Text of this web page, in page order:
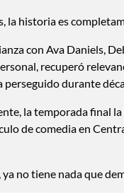
la historia es
con Ava Daniels,
recuperó
perseguido durante
la temporada final
de comedia en
no tiene nada que